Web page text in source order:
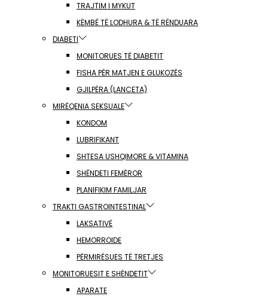
TRAJTIM I MYKUT
KËMBË TË LODHURA & TË RËNDUARA
DIABETI
MONITORUES TË DIABETIT
FISHA PËR MATJEN E GLUKOZËS
GJILPËRA (LANCETA)
MIRËQENIA SEKSUALE
KONDOM
LUBRIFIKANT
SHTESA USHQIMORE & VITAMINA
SHËNDETI FEMËROR
PLANIFIKIM FAMILJAR
TRAKTI GASTROINTESTINAL
LAKSATIVË
HEMORROIDE
PËRMIRËSUES TË TRETJES
MONITORUESIT E SHËNDETIT
APARATE